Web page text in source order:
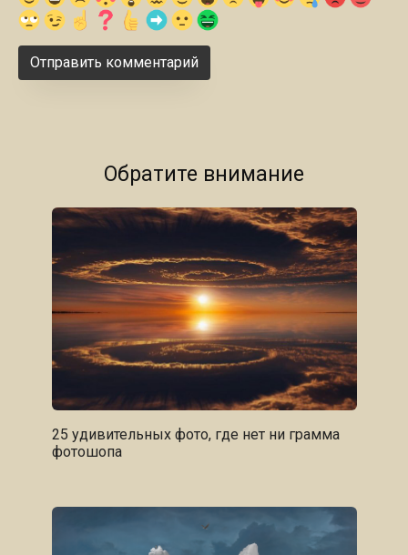
Обратите внимание
25 удивительных фото, где нет ни грамма
фотошопа